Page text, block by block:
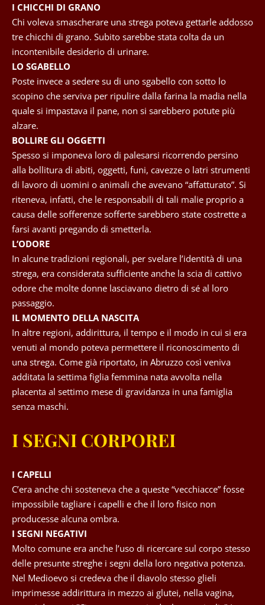
I CHICCHI DI GRANO
Chi voleva smascherare una strega poteva gettarle addosso
tre chicchi di grano. Subito sarebbe stata colta da un
incontenibile desiderio di urinare.
LO SGABELLO
Poste invece a sedere su di uno sgabello con sotto lo
scopino che serviva per ripulire dalla farina la madia nella
quale si impastava il pane, non si sarebbero potute più
alzare.
BOLLIRE GLI OGGETTI
Spesso si imponeva loro di palesarsi ricorrendo persino
alla bollitura di abiti, oggetti, funi, cavezze o latri strumenti
di lavoro di uomini o animali che avevano “affatturato”. Si
riteneva, infatti, che le responsabili di tali malie proprio a
causa delle sofferenze sofferte sarebbero state costrette a
farsi avanti pregando di smetterla.
L’ODORE
In alcune tradizioni regionali, per svelare l’identità di una
strega, era considerata sufficiente anche la scia di cattivo
odore che molte donne lasciavano dietro di sé al loro
passaggio.
IL MOMENTO DELLA NASCITA
In altre regioni, addirittura, il tempo e il modo in cui si era
venuti al mondo poteva permettere il riconoscimento di
una strega. Come già riportato, in Abruzzo così veniva
additata la settima figlia femmina nata avvolta nella
placenta al settimo mese di gravidanza in una famiglia
senza maschi.
I SEGNI CORPOREI
I CAPELLI
C’era anche chi sosteneva che a queste “vecchiacce” fosse
impossibile tagliare i capelli e che il loro fisico non
producesse alcuna ombra.
I SEGNI NEGATIVI
Molto comune era anche l’uso di ricercare sul corpo stesso
delle presunte streghe i segni della loro negativa potenza.
Nel Medioevo si credeva che il diavolo stesso glieli
imprimesse addirittura in mezzo ai glutei, nella vagina,